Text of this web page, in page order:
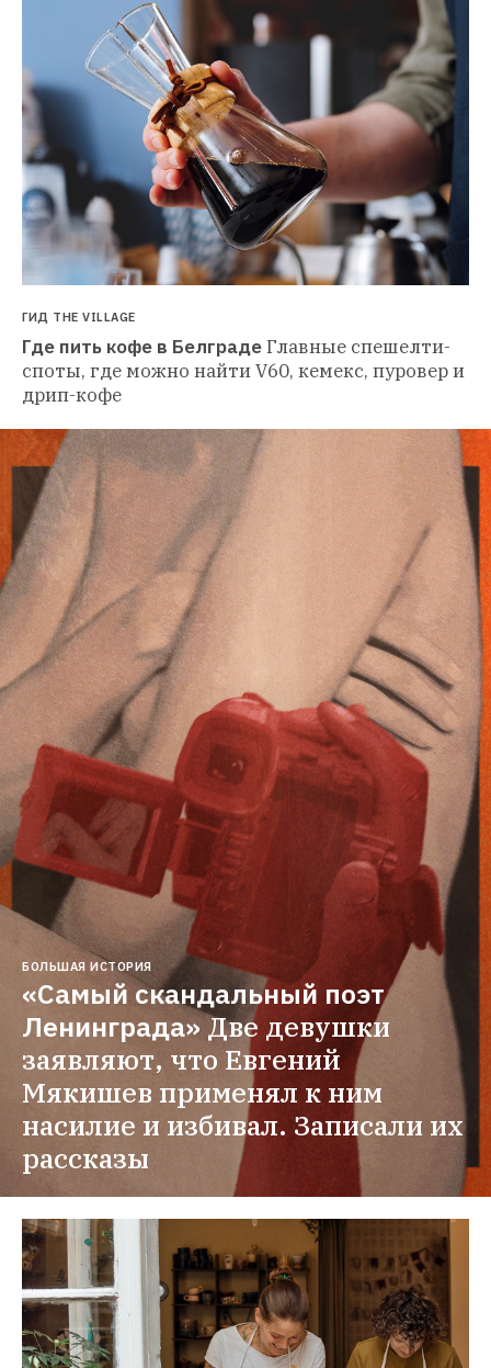
ГИД THE VILLAGE
Где пить кофе в БелградеГлавные спешелти-
споты, где можно найти V60, кемекс, пуровер и
дрип-кофе
БОЛЬШАЯ ИСТОРИЯ
«Самый скандальный поэт
Ленинграда»Две девушки
заявляют, что Евгений
Мякишев применял к ним
насилие и избивал. Записали их
рассказы